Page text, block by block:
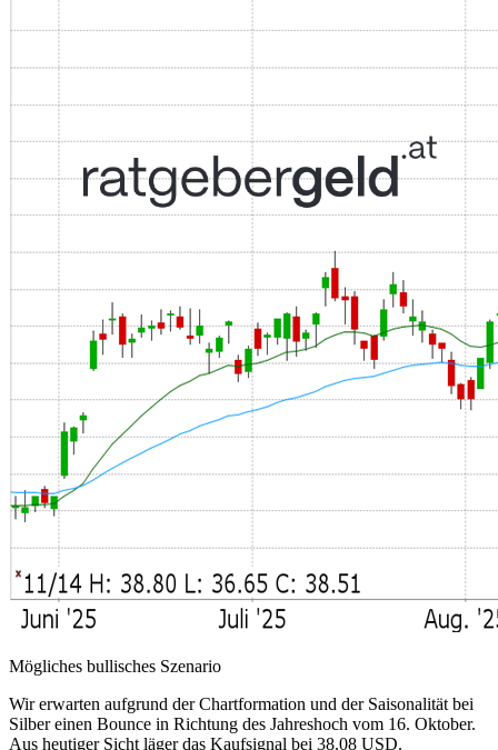
Mögliches bullisches Szenario
Wir erwarten aufgrund der Chartformation und der Saisonalität bei
Silber einen Bounce in Richtung des Jahreshoch vom 16. Oktober.
Aus heutiger Sicht läger das Kaufsignal bei 38.08 USD.